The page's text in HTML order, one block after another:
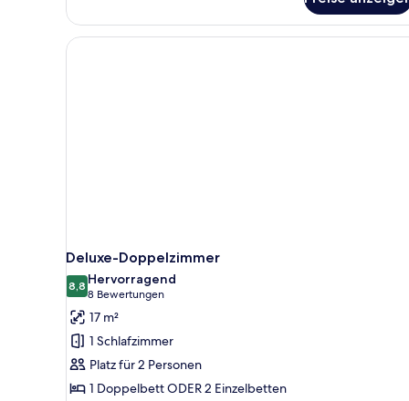
Deluxe-Doppelzimmer
8,88,8 von 10
Hervorragend
8 Bewertungen
(8
Bewertungen)
17 m²
1 Schlafzimmer
Platz für 2 Personen
1 Doppelbett ODER 2 Einzelbetten